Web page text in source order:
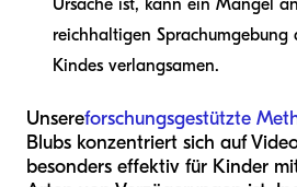
Ursache ist, kann ein Mangel
reichhaltigen Sprachumgebung
Kindes verlangsamen.
Unsereforschungsgestützte
Blubs konzentriert sich auf
besonders effektiv für Kinder